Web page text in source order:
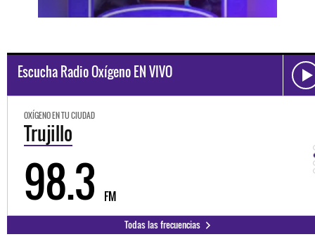
Escucha Radio Oxígeno EN VIVO
OXÍGENO EN TU CIUDAD
Trujillo
98.3 FM
Todas las frecuencias